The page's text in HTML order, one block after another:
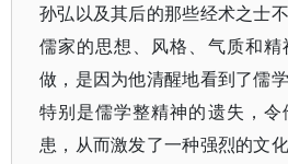
孙弘以及其后的那些经术之士
儒家的思想、风格、气质和
做，是因为他清醒地看到了儒
特别是儒学整精神的遗失，
患，从而激发了一种强烈的文